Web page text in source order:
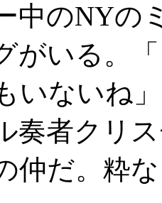
中のNYの
がいる。
いないね
奏者クリ
仲だ。粋